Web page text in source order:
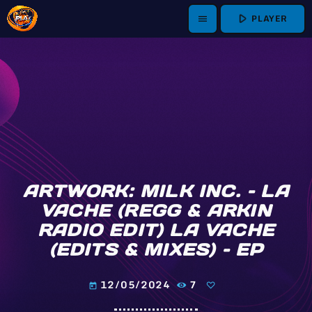
menu play_arrow PLAYER
ARTWORK: MILK INC. – LA
VACHE (REGG & ARKIN
RADIO EDIT) LA VACHE
(EDITS & MIXES) – EP
today 12/05/2024 7